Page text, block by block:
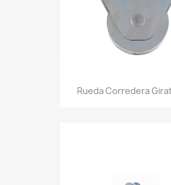
Rueda Corredera